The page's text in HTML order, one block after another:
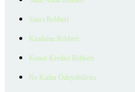
Satıcı Rehberi
Kiralama Rehberi
Konut Kredisi Rehberi
Ne Kadar Ödeyebilirim